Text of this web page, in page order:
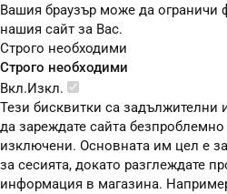
Вашия браузър може да ограничи
нашия сайт за Вас.
Строго необходими
Строго необходими
Вкл.Изкл.
Тези бисквитки са задължителни
да зареждате сайта
изключени. Основната им цел е
за сесията, докато разглеждате
информация в магазина.